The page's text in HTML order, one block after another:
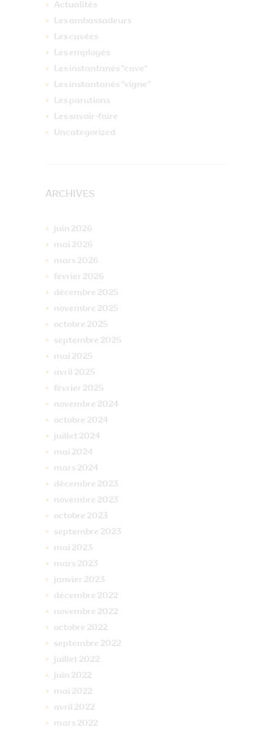
Actualités
Les ambassadeurs
Les cuvées
Les employés
Les instantanés "cave"
Les instantanés "vigne"
Les parutions
Les savoir-faire
Uncategorized
ARCHIVES
juin 2026
mai 2026
mars 2026
février 2026
décembre 2025
novembre 2025
octobre 2025
septembre 2025
mai 2025
avril 2025
février 2025
novembre 2024
octobre 2024
juillet 2024
mai 2024
mars 2024
décembre 2023
novembre 2023
octobre 2023
septembre 2023
mai 2023
mars 2023
janvier 2023
décembre 2022
novembre 2022
octobre 2022
septembre 2022
juillet 2022
juin 2022
mai 2022
avril 2022
mars 2022